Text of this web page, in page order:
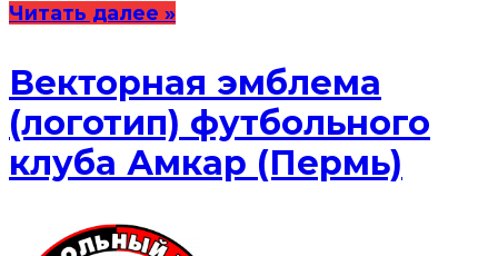
Читать далее »
Векторная эмблема
(логотип) футбольного
клуба Амкар (Пермь)